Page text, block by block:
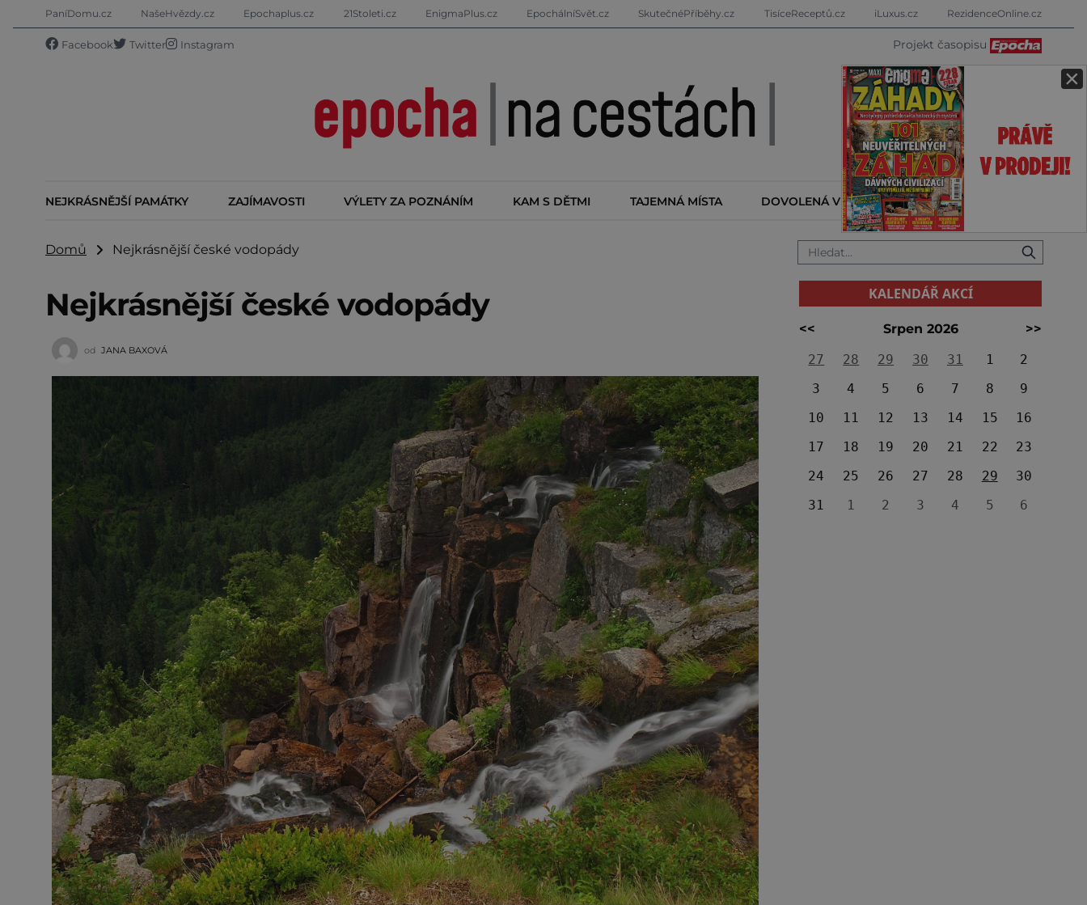
×
PaníDomu.cz NašeHvězdy.cz Epochaplus.cz 21Stoleti.cz EnigmaPlus.cz EpochálníSvět.cz SkutečnéPříběhy.cz TisíceReceptů.cz iLuxus.cz RezidenceOnline.cz
Facebook Twitter Instagram Projekt časopisu
NEJKRÁSNĚJŠÍ PAMÁTKY ZAJÍMAVOSTI VÝLETY ZA POZNÁNÍM KAM S DĚTMI TAJEMNÁ MÍSTA DOVOLENÁ V ZAHRANIČÍ KALENDÁŘ AKCÍ
Domů Nejkrásnější české vodopády
Nejkrásnější české vodopády
od JANA BAXOVÁ
KALENDÁŘ AKCÍ
<< Srpen 2026
>>
27
28 29 30 31 1
2
3
4 5 6 7 8
9
10
11 12 13 14 15
16
17
18 19 20 21 22
23
24
25 26 27 28 29
30
31
1 2 3 4 5 6